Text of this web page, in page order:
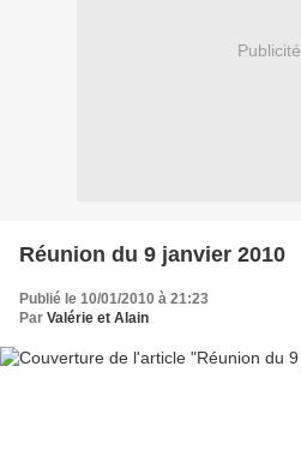
Publicité
Réunion du 9 janvier 2010
Publié le 10/01/2010 à 21:23
Par Valérie et Alain